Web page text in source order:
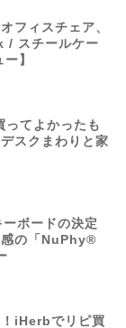
フィスチェア、
スチールケー
】
ってよかったも
スクまわりと家
ボードの決定
感の「NuPhy®
iHerbでリピ買